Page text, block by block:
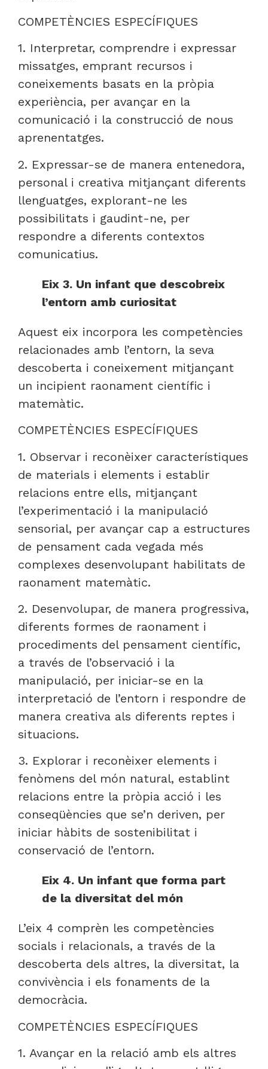
COMPETÈNCIES ESPECÍFIQUES
1. Interpretar, comprendre i expressar
missatges, emprant recursos i
coneixements basats en la pròpia
experiència, per avançar en la
comunicació i la construcció de nous
aprenentatges.
2. Expressar-se de manera entenedora,
personal i creativa mitjançant diferents
llenguatges, explorant-ne les
possibilitats i gaudint-ne, per
respondre a diferents contextos
comunicatius.
Eix 3. Un infant que descobreix
l’entorn amb curiositat
Aquest eix incorpora les competències
relacionades amb l’entorn, la seva
descoberta i coneixement mitjançant
un incipient raonament científic i
matemàtic.
COMPETÈNCIES ESPECÍFIQUES
1. Observar i reconèixer característiques
de materials i elements i establir
relacions entre ells, mitjançant
l’experimentació i la manipulació
sensorial, per avançar cap a estructures
de pensament cada vegada més
complexes desenvolupant habilitats de
raonament matemàtic.
2. Desenvolupar, de manera progressiva,
diferents formes de raonament i
procediments del pensament científic,
a través de l’observació i la
manipulació, per iniciar-se en la
interpretació de l’entorn i respondre de
manera creativa als diferents reptes i
situacions.
3. Explorar i reconèixer elements i
fenòmens del món natural, establint
relacions entre la pròpia acció i les
conseqüències que se’n deriven, per
iniciar hàbits de sostenibilitat i
conservació de l’entorn.
Eix 4. Un infant que forma part
de la diversitat del món
L’eix 4 comprèn les competències
socials i relacionals, a través de la
descoberta dels altres, la diversitat, la
convivència i els fonaments de la
democràcia.
COMPETÈNCIES ESPECÍFIQUES
1. Avançar en la relació amb els altres